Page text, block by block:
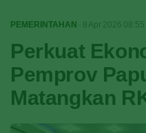
PEMERINTAHAN · 8 Apr 2026 08:55
Perkuat
Pemprov
Matangkan